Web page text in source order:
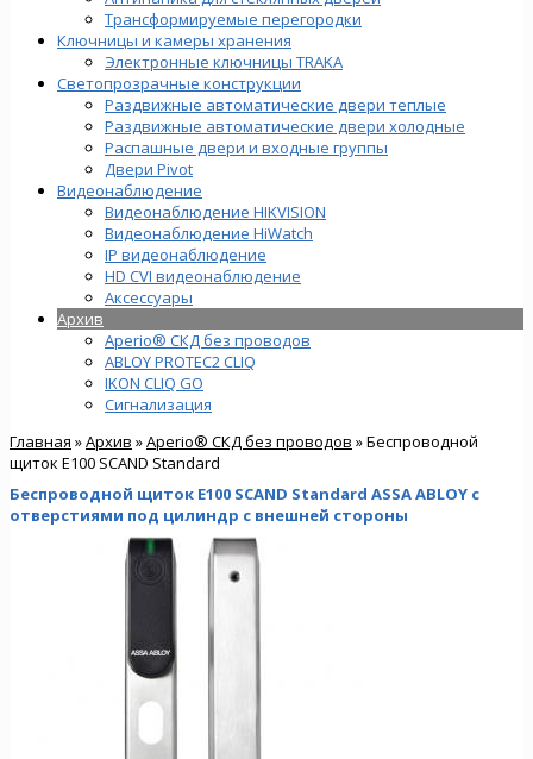
Трансформируемые перегородки
Ключницы и камеры хранения
Электронные ключницы TRAKA
Светопрозрачные конструкции
Раздвижные автоматические двери теплые
Раздвижные автоматические двери холодные
Распашные двери и входные группы
Двери Pivot
Видеонаблюдение
Видеонаблюдение HIKVISION
Видеонаблюдение HiWatch
IP видеонаблюдение
HD CVI видеонаблюдение
Аксессуары
Архив
Aperio® СКД без проводов
ABLOY PROTEC2 CLIQ
IKON CLIQ GO
Сигнализация
Главная »Архив »Aperio® СКД без проводов » Беспроводной
щиток E100 SCAND Standard
Беспроводной щиток E100 SCAND Standard ASSA ABLOY с
отверстиями под цилиндр с внешней стороны